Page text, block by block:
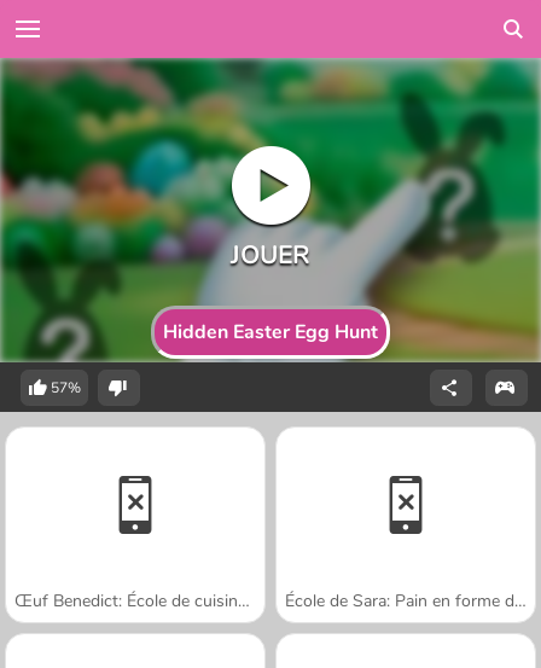
Hidden Easter Egg Hunt
57%
Œuf Benedict: École de cuisine de Sara École de Sara: Pain en forme de lapin